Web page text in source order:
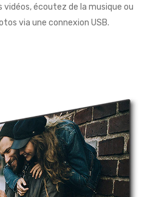
vidéos, écoutez de la musique ou
via une connexion USB.